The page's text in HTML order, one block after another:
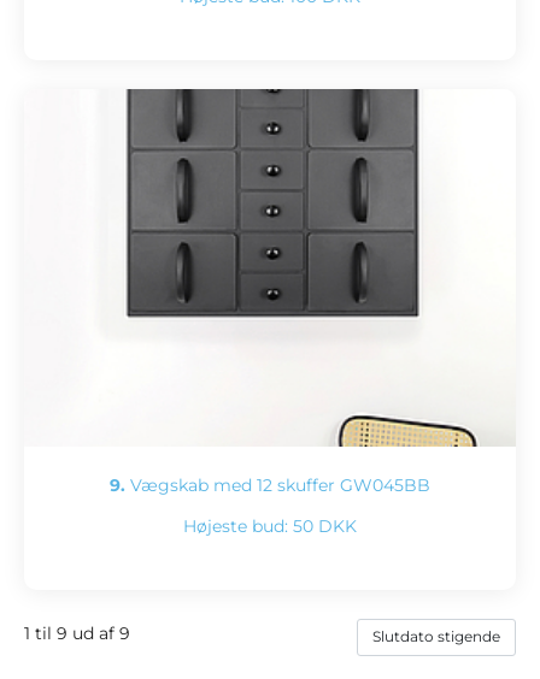
9. Vægskab med 12 skuffer GW045BB
Højeste bud: 50 DKK
1 til 9 ud af 9